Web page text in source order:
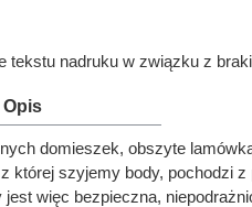
nadruku w związku z
Opis
domieszek, obszyte
szyjemy body, pochodzi z
więc bezpieczna,